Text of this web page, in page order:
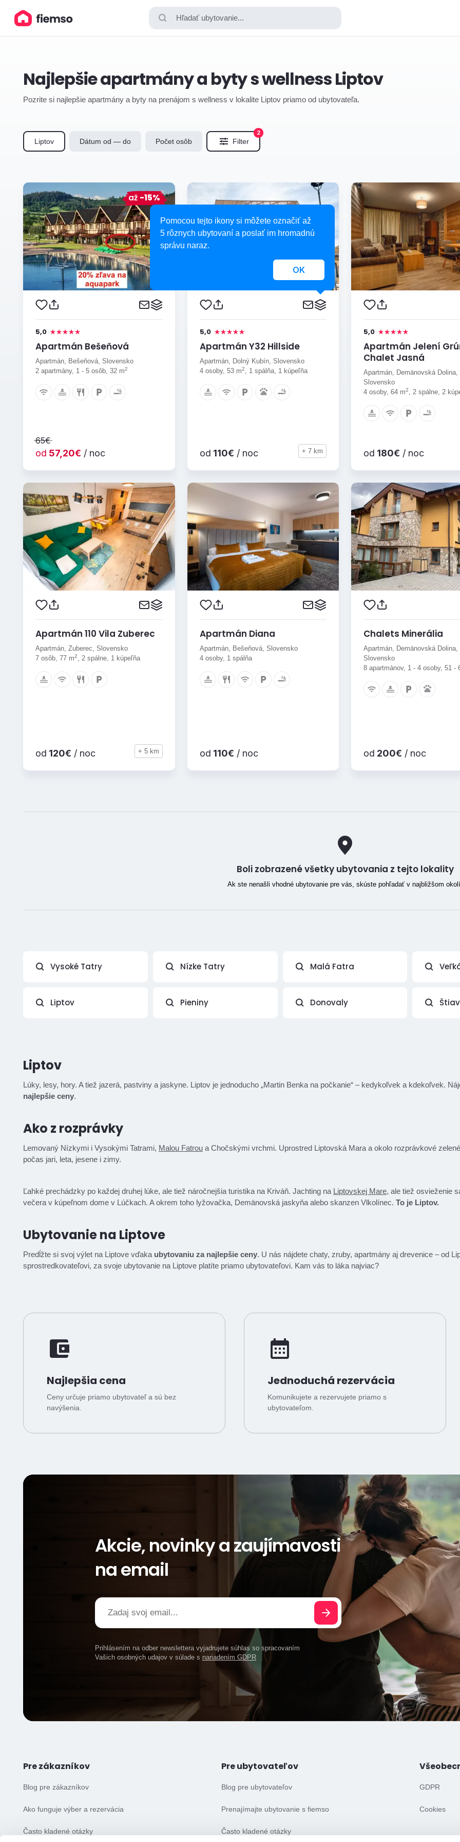
Hľadať ubytovanie...
Najlepšie apartmány a byty s wellness Liptov
Pozrite si najlepšie apartmány a byty na prenájom s wellness v lokalite Liptov priamo od ubytovateľa.
Liptov Dátum od — do Počet osôb Filter
2
5,0
Apartmán Bešeňová
Apartmán, Bešeňová, Slovensko
2 apartmány, 1 - 5 osôb, 32 m2
65€
od 57,20€ / noc
až -15%
5,0
Apartmán Y32 Hillside
Apartmán, Dolný Kubín, Slovensko
4 osoby, 53 m2, 1 spálňa, 1 kúpeľňa
od 110€ / noc + 7 km
5,0
Apartmán Jelení
Chalet Jasná
Apartmán, Demänovská Dolina,
Slovensko
4 osoby, 64 m2, 2 spálne, 2
od 180€ / noc
Apartmán 110 Vila Zuberec
Apartmán, Zuberec, Slovensko
7 osôb, 77 m2, 2 spálne, 1 kúpeľňa
od 120€ / noc + 5 km
Apartmán Diana
Apartmán, Bešeňová, Slovensko
4 osoby, 1 spálňa
od 110€ / noc
Chalets Minerália
Apartmán, Demänovská Dolina,
Slovensko
8 apartmánov, 1 - 4 osoby, 51 -
od 200€ / noc
Boli zobrazené všetky ubytovania z tejto lokality
Ak ste nenašli vhodné ubytovanie pre vás, skúste pohľadať v najbližšom
Vysoké Tatry Nízke Tatry Malá Fatra
Liptov Pieniny Donovaly
Liptov
Lúky, lesy, hory. A tiež jazerá, pastviny a jaskyne. Liptov je jednoducho „Martin Benka na počkanie“ – kedykoľvek a kdekoľvek.
najlepšie ceny.
Ako z rozprávky
Lemovaný Nízkymi i Vysokými Tatrami, Malou Fatrou a Chočskými vrchmi. Uprostred Liptovská Mara a okolo rozprávkové
počas jari, leta, jesene i zimy.
Ľahké prechádzky po každej druhej lúke, ale tiež náročnejšia turistika na Kriváň. Jachting na Liptovskej Mare, ale tiež osvieženie
večera v kúpeľnom dome v Lúčkach. A okrem toho lyžovačka, Demänovská jaskyňa alebo skanzen Vlkolínec. To je Liptov.
Ubytovanie na Liptove
Predĺžte si svoj výlet na Liptove vďaka ubytovaniu za najlepšie ceny. U nás nájdete chaty, zruby, apartmány aj drevenice – od
sprostredkovateľovi, za svoje ubytovanie na Liptove platíte priamo ubytovateľovi. Kam vás to láka najviac?
Najlepšia cena
Ceny určuje priamo ubytovateľ a sú bez
navýšenia.
Jednoduchá rezervácia
Komunikujete a rezervujete priamo s
ubytovateľom.
Akcie, novinky a zaujímavosti
na email
Prihlásením na odber newslettera vyjadrujete súhlas so spracovaním
Vašich osobných udajov v súlade s nariadením GDPR
Pre zákazníkov
Blog pre zákazníkov
Ako funguje výber a rezervácia
Často kladené otázky
Pre ubytovateľov
Blog pre ubytovateľov
Prenajímajte ubytovanie s fiemso
Často kladené otázky
GDPR
Cookies
Pomocou tejto ikony si môžete označiť až
5 rôznych ubytovaní a poslať im hromadnú
správu naraz.
OK